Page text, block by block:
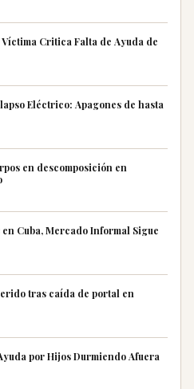
Critica Falta de Ayuda de
Eléctrico: Apagones de hasta
en descomposición en
Cuba, Mercado Informal Sigue
tras caída de portal en
por Hijos Durmiendo Afuera